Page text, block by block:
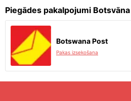
Piegādes pakalpojumi Botsvāna
Botswana Post
Pakas izsekošana